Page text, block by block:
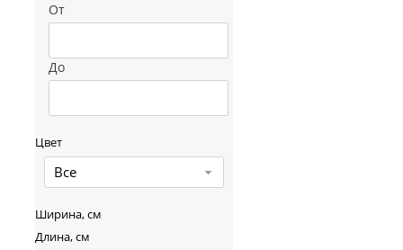
От
До
Цвет
Все
Ширина, см
Длина, см